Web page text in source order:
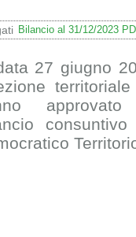
Bilancio al 31/12/2023
27 giugno